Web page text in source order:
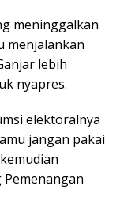
meninggalkan
menjalankan
lebih
nyapres.
elektoralnya
jangan pakai
kemudian